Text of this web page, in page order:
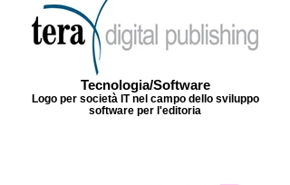
Tecnologia/Software
Logo per società IT nel campo dello sviluppo
software per l'editoria